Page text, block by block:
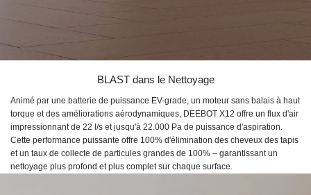
BLAST dans le Nettoyage
Animé par une batterie de puissance EV-grade, un moteur sans balais à haut
torque et des améliorations aérodynamiques, DEEBOT X12 offre un flux d'air
impressionnant de 22 l/s et jusqu'à 22.000 Pa de puissance d'aspiration.
Cette performance puissante offre 100% d'élimination des cheveux des tapis
et un taux de collecte de particules grandes de 100% – garantissant un
nettoyage plus profond et plus complet sur chaque surface.